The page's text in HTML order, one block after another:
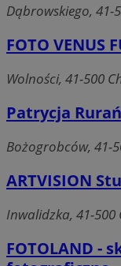
Dąbrowskiego, 41-
FOTO VENUS
Wolności, 41-500
Patrycja
Bożogrobców, 41-
ARTVISION
Inwalidzka, 41-500
FOTOLAND -